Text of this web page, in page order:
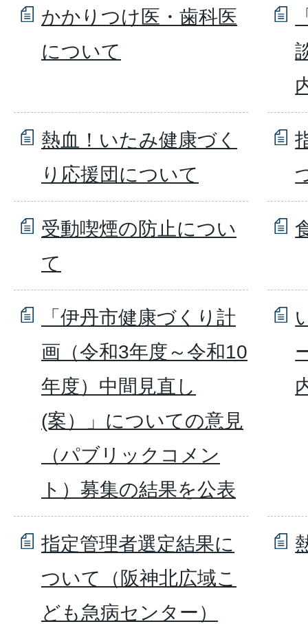
かかりつけ医・歯科医
について
熱血！いたみ健康づく
り応援団について
受動喫煙の防止につい
て
「伊丹市健康づくり計
画（令和3年度～令和10
年度）中間見直し
(案）」についての意見
（パブリックコメン
ト）募集の結果を公表
指定管理者選定結果に
ついて（阪神北広域こ
ども急病センター）